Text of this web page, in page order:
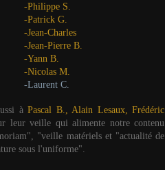
-Philippe S.
-Patrick G.
-Jean-Charles
-Jean-Pierre B.
-Yann B.
-Nicolas M.
-Laurent C.
àPascal B., Alain Lesaux, Frédéric
leur veille qui alimente notre contenu
"veille matériels et "actualité de
sous l'uniforme".